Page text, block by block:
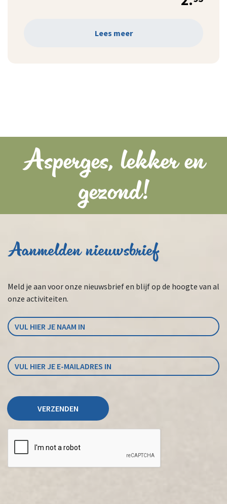
Lees meer
Asperges, lekker en
gezond!
Aanmelden nieuwsbrief
Meld je aan voor onze nieuwsbrief en blijf op de hoogte van al
onze activiteiten.